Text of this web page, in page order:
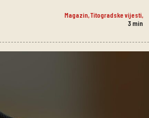
Magazin Titogradske vijesti
3 min